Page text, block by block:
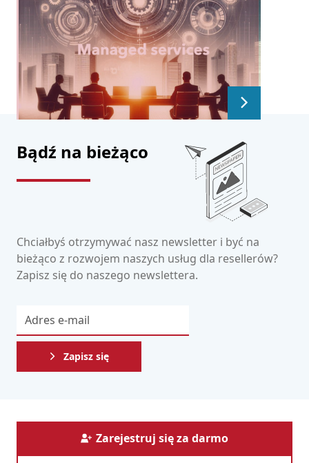
Bądź na bieżąco
Chciałbyś otrzymywać nasz newsletter i być na
bieżąco z rozwojem naszych usług dla resellerów?
Zapisz się do naszego newslettera.
Zapisz się
Zarejestruj się za darmo